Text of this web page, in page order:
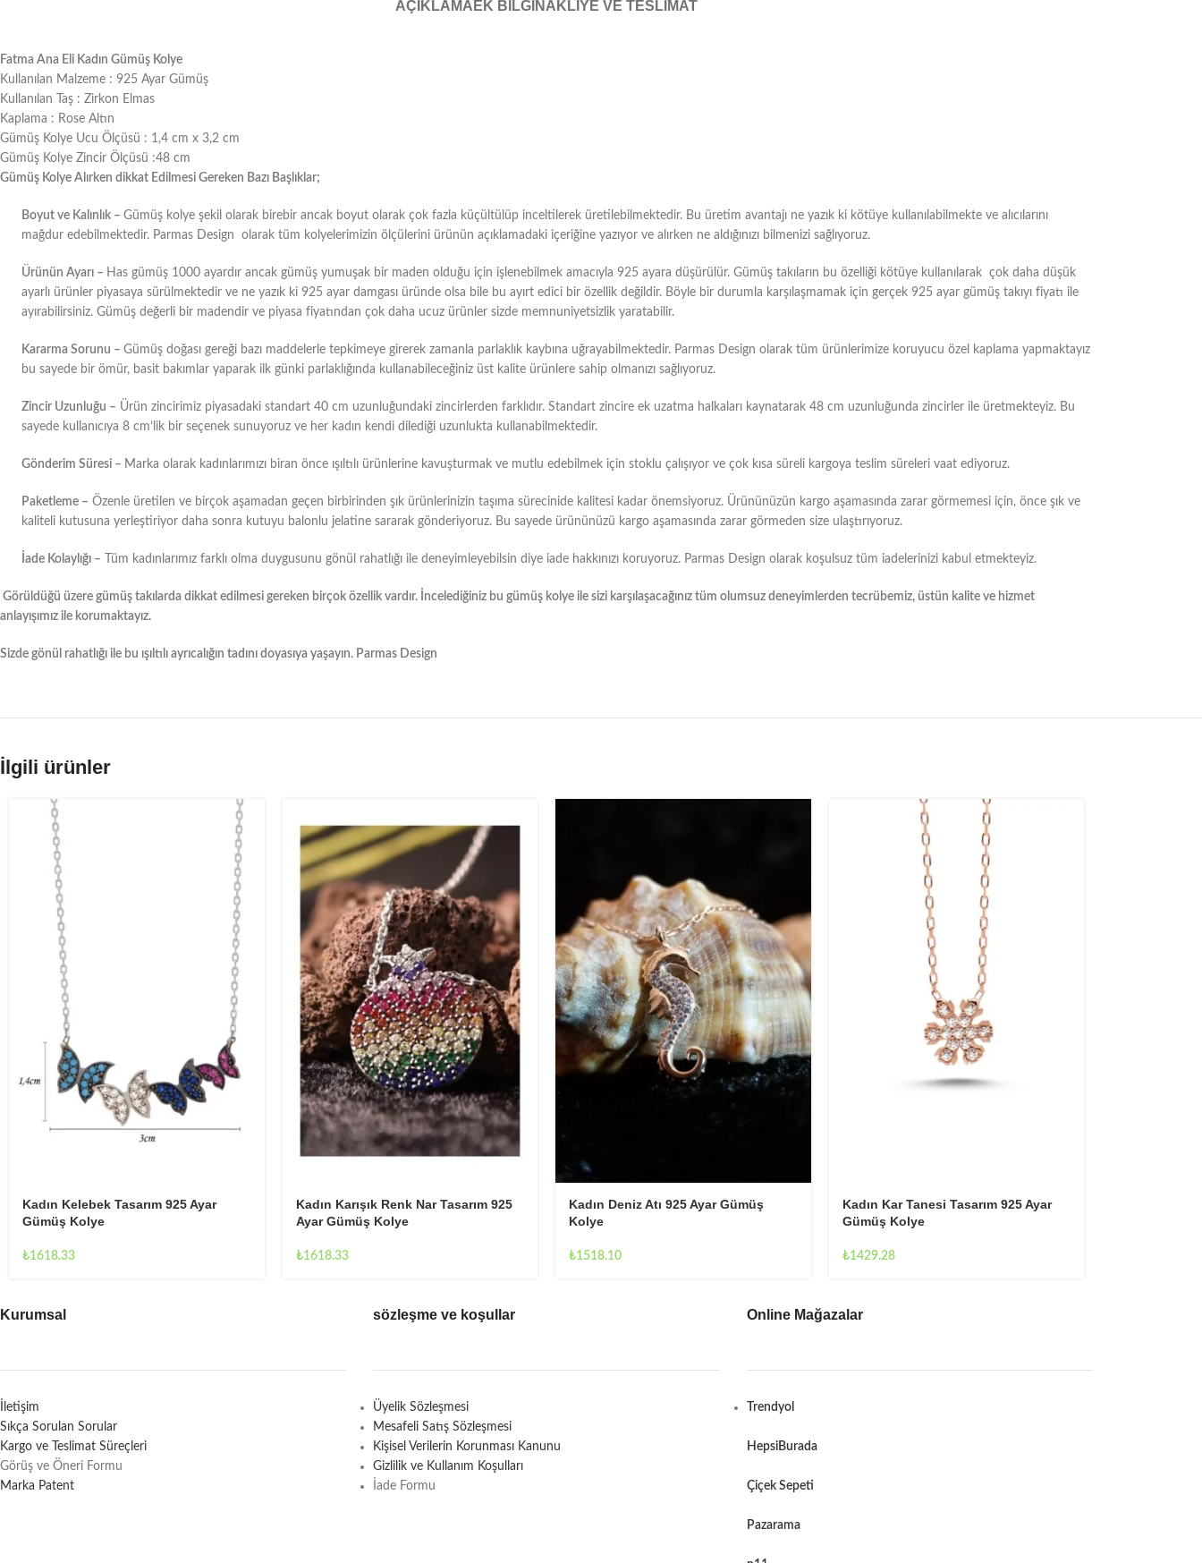
AÇIKLAMA EK BILGI NAKLIYE VE TESLIMAT
Fatma Ana Eli Kadın Gümüş Kolye
Kullanılan Malzeme : 925 Ayar Gümüş
Kullanılan Taş : Zirkon Elmas
Kaplama : Rose Altın
Gümüş Kolye Ucu Ölçüsü : 1,4 cm x 3,2 cm
Gümüş Kolye Zincir Ölçüsü :48 cm
Gümüş Kolye Alırken dikkat Edilmesi Gereken Bazı Başlıklar;
Boyut ve Kalınlık – Gümüş kolye şekil olarak birebir ancak boyut olarak çok fazla küçültülüp inceltilerek üretilebilmektedir. Bu üretim avantajı ne yazık ki kötüye kullanılabilmekte ve alıcılarını
mağdur edebilmektedir. Parmas Design olarak tüm kolyelerimizin ölçülerini ürünün açıklamadaki içeriğine yazıyor ve alırken ne aldığınızı bilmenizi sağlıyoruz.
Ürünün Ayarı – Has gümüş 1000 ayardır ancak gümüş yumuşak bir maden olduğu için işlenebilmek amacıyla 925 ayara düşürülür. Gümüş takıların bu özelliği kötüye kullanılarak çok daha düşük
ayarlı ürünler piyasaya sürülmektedir ve ne yazık ki 925 ayar damgası üründe olsa bile bu ayırt edici bir özellik değildir. Böyle bir durumla karşılaşmamak için gerçek 925 ayar gümüş takıyı fiyatı ile
ayırabilirsiniz. Gümüş değerli bir madendir ve piyasa fiyatından çok daha ucuz ürünler sizde memnuniyetsizlik yaratabilir.
Kararma Sorunu – Gümüş doğası gereği bazı maddelerle tepkimeye girerek zamanla parlaklık kaybına uğrayabilmektedir. Parmas Design olarak tüm ürünlerimize koruyucu özel kaplama yapmaktayız
bu sayede bir ömür, basit bakımlar yaparak ilk günki parlaklığında kullanabileceğiniz üst kalite ürünlere sahip olmanızı sağlıyoruz.
Zincir Uzunluğu – Ürün zincirimiz piyasadaki standart 40 cm uzunluğundaki zincirlerden farklıdır. Standart zincire ek uzatma halkaları kaynatarak 48 cm uzunluğunda zincirler ile üretmekteyiz. Bu
sayede kullanıcıya 8 cm’lik bir seçenek sunuyoruz ve her kadın kendi dilediği uzunlukta kullanabilmektedir.
Gönderim Süresi – Marka olarak kadınlarımızı biran önce ışıltılı ürünlerine kavuşturmak ve mutlu edebilmek için stoklu çalışıyor ve çok kısa süreli kargoya teslim süreleri vaat ediyoruz.
Paketleme – Özenle üretilen ve birçok aşamadan geçen birbirinden şık ürünlerinizin taşıma sürecinide kalitesi kadar önemsiyoruz. Ürününüzün kargo aşamasında zarar görmemesi için, önce şık ve
kaliteli kutusuna yerleştiriyor daha sonra kutuyu balonlu jelatine sararak gönderiyoruz. Bu sayede ürününüzü kargo aşamasında zarar görmeden size ulaştırıyoruz.
İade Kolaylığı – Tüm kadınlarımız farklı olma duygusunu gönül rahatlığı ile deneyimleyebilsin diye iade hakkınızı koruyoruz. Parmas Design olarak koşulsuz tüm iadelerinizi kabul etmekteyiz.
Görüldüğü üzere gümüş takılarda dikkat edilmesi gereken birçok özellik vardır. İncelediğiniz bu gümüş kolye ile sizi karşılaşacağınız tüm olumsuz deneyimlerden tecrübemiz, üstün kalite ve hizmet
anlayışımız ile korumaktayız.
Sizde gönül rahatlığı ile bu ışıltılı ayrıcalığın tadını doyasıya yaşayın. Parmas Design
İlgili ürünler
Kadın Kelebek Tasarım 925 Ayar
Gümüş Kolye
₺1618.33
Kadın Karışık Renk Nar Tasarım 925
Ayar Gümüş Kolye
₺1618.33
Kadın Deniz Atı 925 Ayar Gümüş
Kolye
₺1518.10
Kadın Kar Tanesi Tasarım 925 Ayar
Gümüş Kolye
₺1429.28
Kurumsal
İletişim
Sıkça Sorulan Sorular
Kargo ve Teslimat Süreçleri
Görüş ve Öneri Formu
Marka Patent
sözleşme ve koşullar
Üyelik Sözleşmesi
Mesafeli Satış Sözleşmesi
Kişisel Verilerin Korunması Kanunu
Gizlilik ve Kullanım Koşulları
İade Formu
Online Mağazalar
Trendyol
HepsiBurada
Çiçek Sepeti
Pazarama